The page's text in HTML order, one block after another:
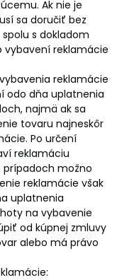
Ak nie je
sa doručiť bez
s dokladom
vybavení reklamácie
reklamácie
odo dňa uplatnenia
najmä ak sa
tovaru najneskôr
Po určení
reklamáciu
možno
reklamácie však
uplatnenia
na vybavenie
od kúpnej zmluvy
alebo má právo